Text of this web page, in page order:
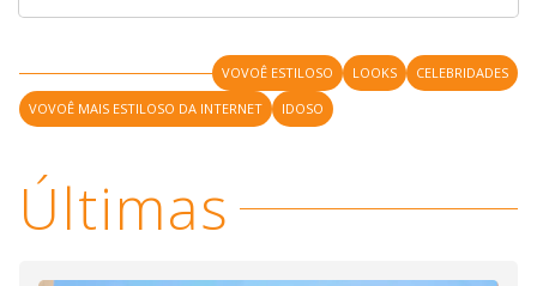
VOVOÊ ESTILOSO LOOKS
CELEBRIDADES
VOVOÊ MAIS ESTILOSO DA INTERNET
IDOSO
Últimas